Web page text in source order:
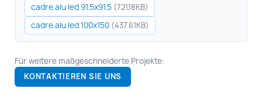
cadre alu led 91.5x91.5 (721.18KB)
cadre alu led 100x150 (437.61KB)
Für weitere maßgeschneiderte Projekte:
KONTAKTIEREN SIE UNS